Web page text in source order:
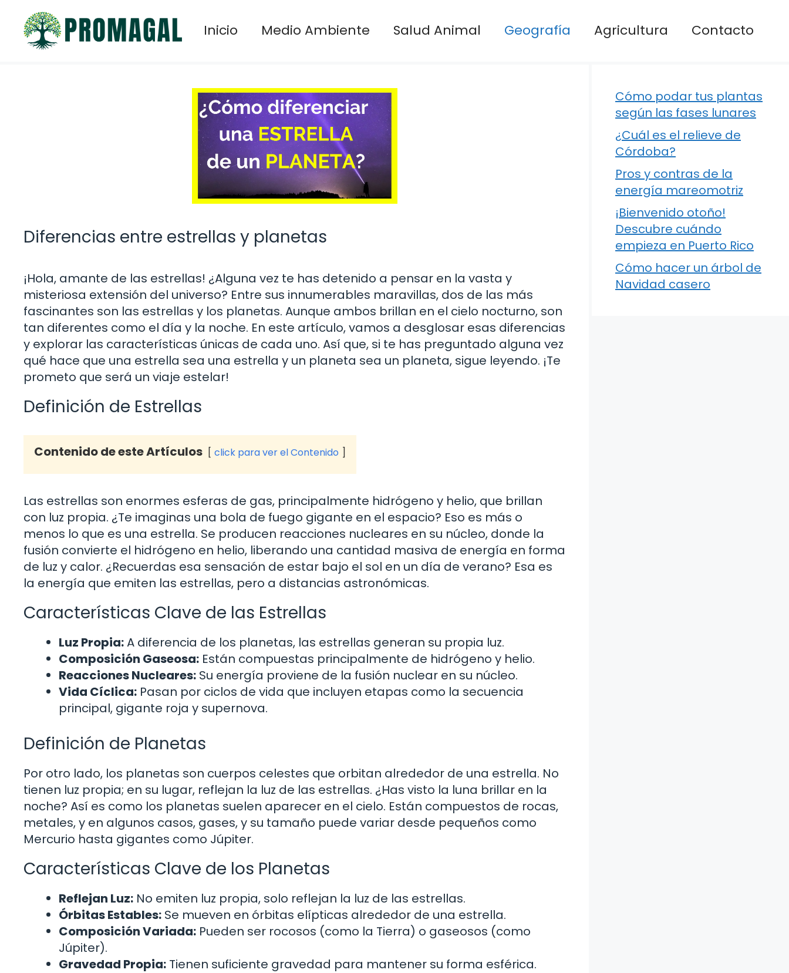
contenido
Inicio Medio Ambiente Salud Animal Geografía Agricultura Contacto
Diferencias entre estrellas y planetas
¡Hola, amante de las estrellas! ¿Alguna vez te has detenido a pensar en la vasta y
misteriosa extensión del universo? Entre sus innumerables maravillas, dos de las más
fascinantes son las estrellas y los planetas. Aunque ambos brillan en el cielo nocturno, son
tan diferentes como el día y la noche. En este artículo, vamos a desglosar esas diferencias
y explorar las características únicas de cada uno. Así que, si te has preguntado alguna vez
qué hace que una estrella sea una estrella y un planeta sea un planeta, sigue leyendo. ¡Te
prometo que será un viaje estelar!
Definición de Estrellas
Contenido de este Artículos click para ver el Contenido
Las estrellas son enormes esferas de gas, principalmente hidrógeno y helio, que brillan
con luz propia. ¿Te imaginas una bola de fuego gigante en el espacio? Eso es más o
menos lo que es una estrella. Se producen reacciones nucleares en su núcleo, donde la
fusión convierte el hidrógeno en helio, liberando una cantidad masiva de energía en forma
de luz y calor. ¿Recuerdas esa sensación de estar bajo el sol en un día de verano? Esa es
la energía que emiten las estrellas, pero a distancias astronómicas.
Características Clave de las Estrellas
Luz Propia:A diferencia de los planetas, las estrellas generan su propia luz.
Composición Gaseosa: Están compuestas principalmente de hidrógeno y helio.
Reacciones Nucleares: Su energía proviene de la fusión nuclear en su núcleo.
Vida Cíclica: Pasan por ciclos de vida que incluyen etapas como la secuencia
principal, gigante roja y supernova.
Definición de Planetas
Por otro lado, los planetas son cuerpos celestes que orbitan alrededor de una estrella. No
tienen luz propia; en su lugar, reflejan la luz de las estrellas. ¿Has visto la luna brillar en la
noche? Así es como los planetas suelen aparecer en el cielo. Están compuestos de rocas,
metales, y en algunos casos, gases, y su tamaño puede variar desde pequeños como
Mercurio hasta gigantes como Júpiter.
Características Clave de los Planetas
Reflejan Luz: No emiten luz propia, solo reflejan la luz de las estrellas.
Órbitas Estables: Se mueven en órbitas elípticas alrededor de una estrella.
Composición Variada: Pueden ser rocosos (como la Tierra) o gaseosos (como
Júpiter).
Gravedad Propia: Tienen suficiente gravedad para mantener su forma esférica.
Cómo podar tus plantas
según las fases lunares
¿Cuál es el relieve de
Córdoba?
Pros y contras de la
energía mareomotriz
¡Bienvenido otoño!
Descubre cuándo
empieza en Puerto Rico
Cómo hacer un árbol de
Navidad casero